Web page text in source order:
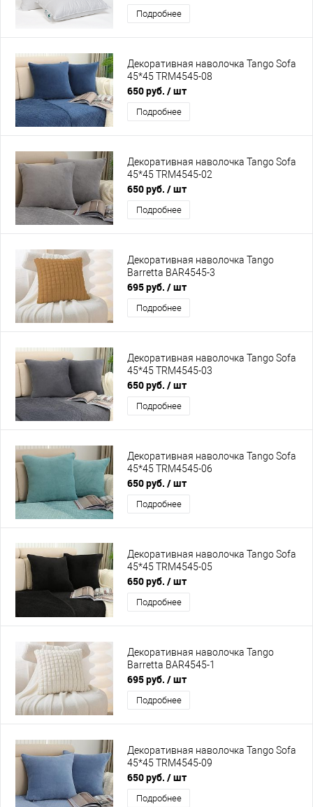
Подробнее
Декоративная наволочка Tango Sofa
45*45 TRM4545-08
650 руб. / шт
Подробнее
Декоративная наволочка Tango Sofa
45*45 TRM4545-02
650 руб. / шт
Подробнее
Декоративная наволочка Tango
Barretta BAR4545-3
695 руб. / шт
Подробнее
Декоративная наволочка Tango Sofa
45*45 TRM4545-03
650 руб. / шт
Подробнее
Декоративная наволочка Tango Sofa
45*45 TRM4545-06
650 руб. / шт
Подробнее
Декоративная наволочка Tango Sofa
45*45 TRM4545-05
650 руб. / шт
Подробнее
Декоративная наволочка Tango
Barretta BAR4545-1
695 руб. / шт
Подробнее
Декоративная наволочка Tango Sofa
45*45 TRM4545-09
650 руб. / шт
Подробнее